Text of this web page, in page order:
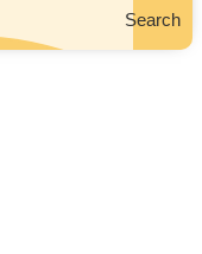
Search